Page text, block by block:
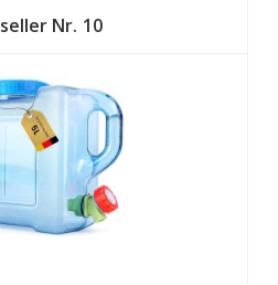
10